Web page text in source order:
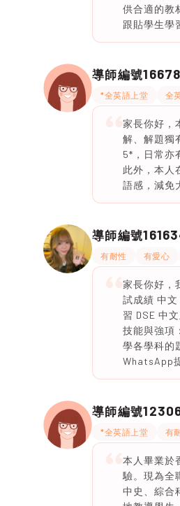
供合適的教
跟貼學生學
導師編號
*全英語上堂 全
家長你好，
解、解題獨
5*，日常亦
此外，本人
語感，減免
導師編號
有耐性 有愛心
家長你好，
試成績 中
習 DSE 中
技能與強項
學各學科的
WhatsApp
導師編號
*全英語上堂 有
本人畢業於
驗。現為全
中史、綜合